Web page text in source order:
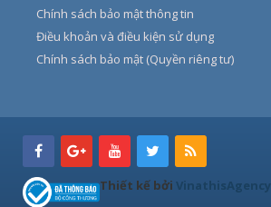
Chính sách bảo mật thông tin
Điều khoản và điều kiện sử dụng
Chính sách bảo mật (Quyền riêng tư)
Thiết kế bởi VinathisAgency